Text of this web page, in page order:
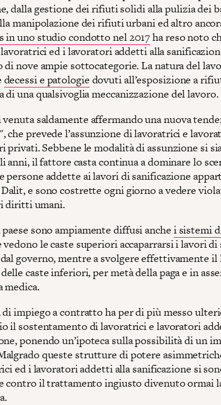
dalla gestione dei rifiuti solidi alla pulizia dei
manipolazione dei rifiuti urbani ed altro
in uno studio condotto nel 2017ha reso noto
ed i lavoratori addetti alla
di nove ampie sottocategorie. La natura del
decessi e patologie dovuti all’esposizione a
di una qualsivoglia meccanizzazione del lavoro.
venuta saldamente affermando una nuova
che prevede l’assunzione di lavoratrici e
privati. Sebbene le modalità di assunzione si
anni, il fattore casta continua a dominare lo
persone addette ai lavori di sanificazione
e sono costrette ogni giorno a vedere
diritti umani.
sono ampiamente diffusi anche i sistemi
vedono le caste superiori accaparrarsi i lavori
governo, mentre a svolgere effettivamente il
caste inferiori, per metà della paga e in
medica.
impiego a contratto ha per di più messo
il sostentamento di lavoratrici e lavoratori
ponendo un’ipoteca sulla possibilità di un
queste strutture di potere
ed i lavoratori addetti alla sanificazione si
contro il trattamento ingiusto divenuto ormai